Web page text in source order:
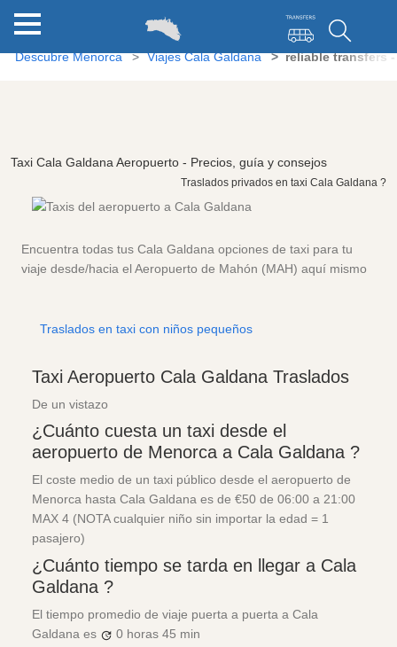
Descubre Menorca Viajes Cala Galdana reliable transfers -
Taxi Cala Galdana Aeropuerto - Precios, guía y consejos
Traslados privados en taxi Cala Galdana ?
Encuentra todas tus Cala Galdana opciones de taxi para tu
viaje desde/hacia el Aeropuerto de Mahón (MAH) aquí mismo
Traslados en taxi con niños pequeños
Taxi Aeropuerto Cala Galdana Traslados
De un vistazo
¿Cuánto cuesta un taxi desde el
aeropuerto de Menorca a Cala Galdana ?
El coste medio de un taxi público desde el aeropuerto de
Menorca hasta Cala Galdana es de €50 de 06:00 a 21:00
MAX 4 (NOTA cualquier niño sin importar la edad = 1
pasajero)
¿Cuánto tiempo se tarda en llegar a Cala
Galdana ?
El tiempo promedio de viaje puerta a puerta a Cala
Galdana es
0 horas 45 min